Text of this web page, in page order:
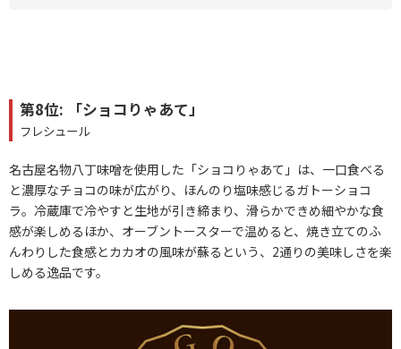
第8位: 「ショコりゃあて」
フレシュール
名古屋名物八丁味噌を使用した「ショコりゃあて」は、一口食べる
と濃厚なチョコの味が広がり、ほんのり塩味感じるガトーショコ
ラ。冷蔵庫で冷やすと生地が引き締まり、滑らかできめ細やかな食
感が楽しめるほか、オーブントースターで温めると、焼き立てのふ
んわりした食感とカカオの風味が蘇るという、2通りの美味しさを楽
しめる逸品です。